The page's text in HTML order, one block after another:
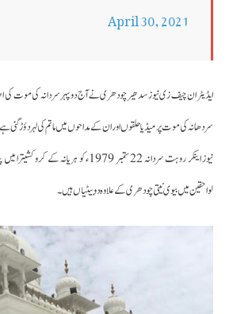
April 30, 2021
ایڈیٹر ان چیف زی نیوز سدھیر چودھری نےآج دوپہر سردانہ کی موت
سردھانہ کی موت پر میڈیا حلقوں اور ان کے مداحوں میں ماتم کی لہر دؤڑگئی
نیوز اینکر روہت سردانہ 22 ستمبر 1979ء کو
لواحقین میں بیوی نیتی چودھری کے علاوہ دو بیٹیاں ہیں۔